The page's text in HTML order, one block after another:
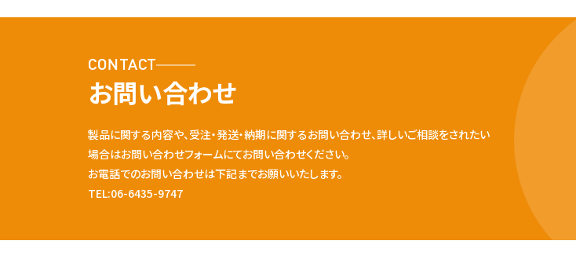
CONTACT
お問い合わせ
製品に関する内容や、受注・発送・納期に関するお問い合わせ、詳しいご相談をされたい
場合はお問い合わせフォームにてお問い合わせください。
お電話でのお問い合わせは下記までお願いいたします。
TEL:06-6435-9747